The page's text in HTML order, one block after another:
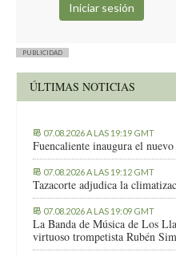
PUBLICIDAD
ÚLTIMAS NOTICIAS
07.08.2026 A LAS 19:19 GMT
Fuencaliente inaugura el
07.08.2026 A LAS 19:12 GMT
Tazacorte adjudica la
07.08.2026 A LAS 19:09 GMT
La Banda de Música de Los
virtuoso trompetista Rubén